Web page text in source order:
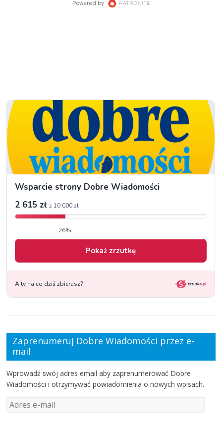
Zaprenumeruj Dobre Wiadomości przez e-
mail
Wprowadź swój adres email aby zaprenumerować Dobre
Wiadomości i otrzymywać powiadomienia o nowych wpisach.